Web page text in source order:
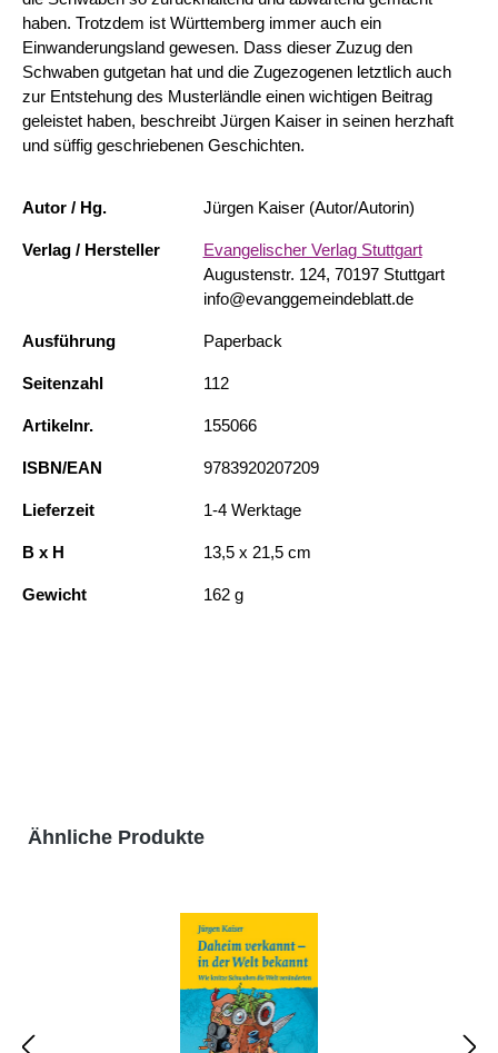
Autor / Hg. Jürgen Kaiser (Autor/Autorin)
Verlag / Hersteller
Evangelischer Verlag Stuttgart
Augustenstr. 124, 70197 Stuttgart
info@evanggemeindeblatt.de
Ausführung Paperback
Seitenzahl 112
Artikelnr. 155066
ISBN/EAN 9783920207209
Lieferzeit 1-4 Werktage
B x H 13,5 x 21,5 cm
Gewicht 162 g
haben. Trotzdem ist Württemberg immer auch ein
Einwanderungsland gewesen. Dass dieser Zuzug den
Schwaben gutgetan hat und die Zugezogenen letztlich auch
zur Entstehung des Musterländle einen wichtigen Beitrag
geleistet haben, beschreibt Jürgen Kaiser in seinen herzhaft
und süffig geschriebenen Geschichten.
Produktgalerie überspringen
Ähnliche Produkte